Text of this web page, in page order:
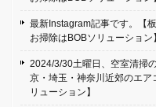
最新Instagram記事です。【
お掃除はBOBソリューション
2024/3/30土曜日、空室清掃
京・埼玉・神奈川近郊のエ
リューション】